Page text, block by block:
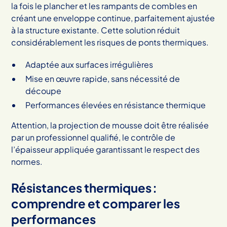
la fois le plancher et les rampants de combles en
créant une enveloppe continue, parfaitement ajustée
à la structure existante. Cette solution réduit
considérablement les risques de ponts thermiques.
Adaptée aux surfaces irrégulières
Mise en œuvre rapide, sans nécessité de
découpe
Performances élevées en résistance thermique
Attention, la projection de mousse doit être réalisée
par un professionnel qualifié, le contrôle de
l’épaisseur appliquée garantissant le respect des
normes.
Résistances thermiques :
comprendre et comparer les
performances